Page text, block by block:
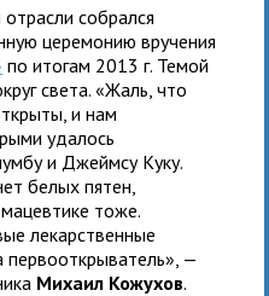
собрался
церемонию вручения
по итогам 2013 г. Темой
света. «Жаль, что
и нам
удалось
и Джеймсу Куку.
белых пятен,
тоже.
лекарственные
—
Михаил Кожухов.